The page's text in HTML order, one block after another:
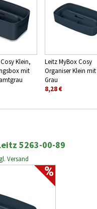
Klein,
mit
Leitz MyBox Cosy
Organiser Klein
Grau
8,28 €
5263-00-89
Versand